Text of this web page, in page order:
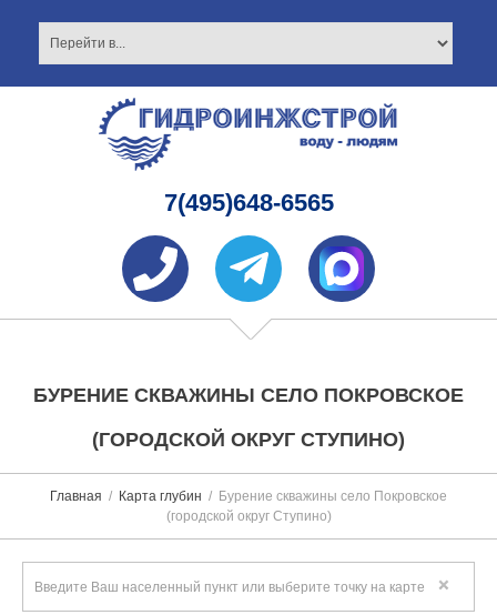
7(495)648-6565
БУРЕНИЕ СКВАЖИНЫ СЕЛО ПОКРОВСКОЕ
(ГОРОДСКОЙ ОКРУГ СТУПИНО)
Главная Карта глубин
Бурение скважины село Покровское
(городской округ Ступино)